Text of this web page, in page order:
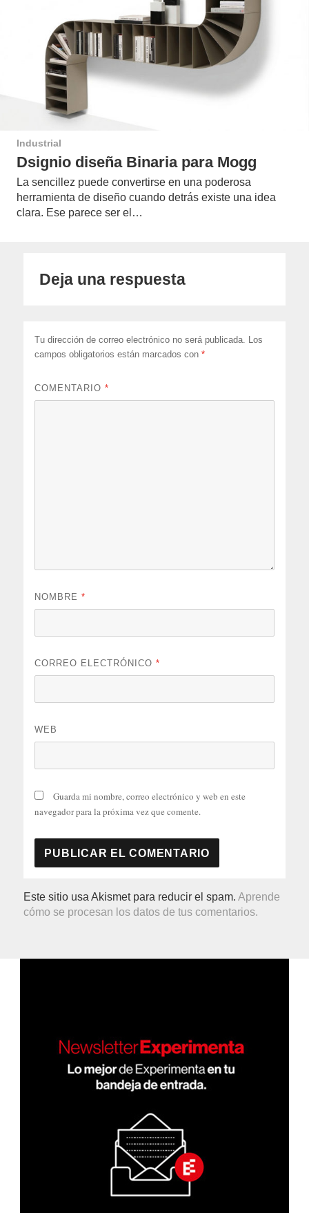
Industrial
Dsignio diseña Binaria para Mogg
La sencillez puede convertirse en una poderosa
herramienta de diseño cuando detrás existe una idea
clara. Ese parece ser el…
Deja una respuesta
Tu dirección de correo electrónico no será publicada. Los
campos obligatorios están marcados con*
COMENTARIO*
NOMBRE*
CORREO ELECTRÓNICO*
WEB
Guarda mi nombre, correo electrónico y web en este
navegador para la próxima vez que comente.
Este sitio usa Akismet para reducir el spam.Aprende
cómo se procesan los datos de tus comentarios.